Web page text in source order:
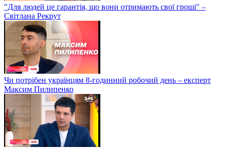
"Для людей це гарантія, що вони отримають свої гроші" –
Світлана Рекрут
Чи потрібен українцям 8-годинний робочий день – експерт
Максим Пилипенко